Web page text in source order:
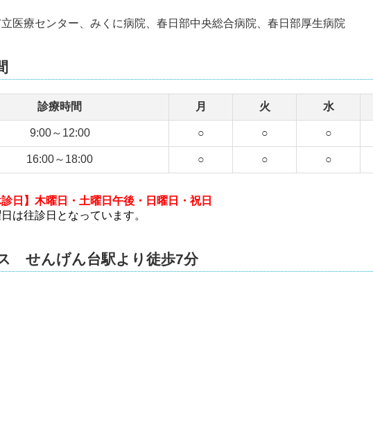
医療センター、みくに病院、春日部中央総合病院、春日部厚生病院
診療時間 月 火 水
9:00～12:00 ○ ○ ○
16:00～18:00 ○ ○ ○
診日】木曜日・土曜日午後・日曜日・祝日
は往診日となっています。
せんげん台駅より徒歩7分